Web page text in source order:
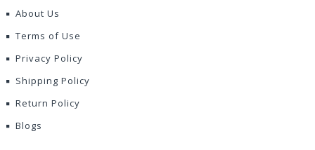
About Us
Terms of Use
Privacy Policy
Shipping Policy
Return Policy
Blogs